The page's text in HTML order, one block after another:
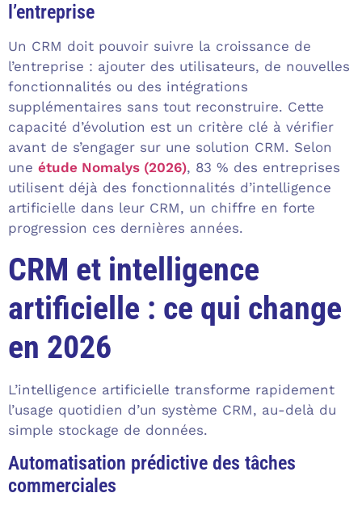
l’entreprise
Un CRM doit pouvoir suivre la croissance de
l’entreprise : ajouter des utilisateurs, de nouvelles
fonctionnalités ou des intégrations
supplémentaires sans tout reconstruire. Cette
capacité d’évolution est un critère clé à vérifier
avant de s’engager sur une solution CRM. Selon
une étude Nomalys (2026), 83 % des entreprises
utilisent déjà des fonctionnalités d’intelligence
artificielle dans leur CRM, un chiffre en forte
progression ces dernières années.
CRM et intelligence
artificielle : ce qui change
en 2026
L’intelligence artificielle transforme rapidement
l’usage quotidien d’un système CRM, au-delà du
simple stockage de données.
Automatisation prédictive des tâches
commerciales